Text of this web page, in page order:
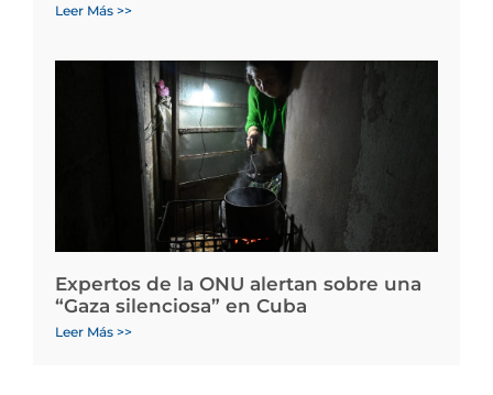
Leer Más >>
Expertos de la ONU alertan sobre una
“Gaza silenciosa” en Cuba
Leer Más >>